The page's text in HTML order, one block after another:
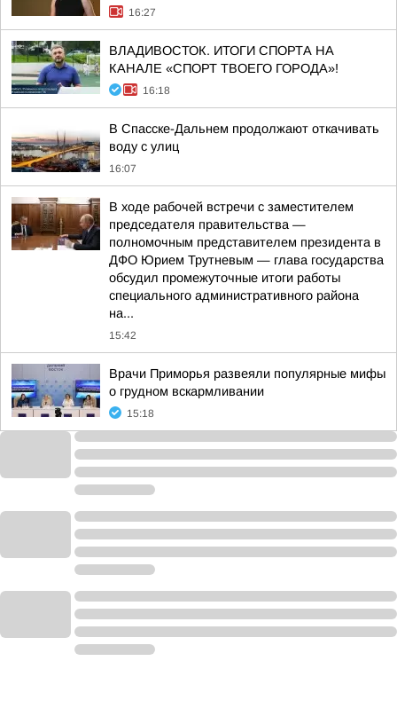
16:27
ВЛАДИВОСТОК. ИТОГИ СПОРТА НА
КАНАЛЕ «СПОРТ ТВОЕГО ГОРОДА»!
16:18
В Спасске-Дальнем продолжают откачивать
воду с улиц
16:07
В ходе рабочей встречи с заместителем
председателя правительства —
полномочным представителем президента в
ДФО Юрием Трутневым — глава государства
обсудил промежуточные итоги работы
специального административного района
на...
15:42
Врачи Приморья развеяли популярные мифы
о грудном вскармливании
15:18